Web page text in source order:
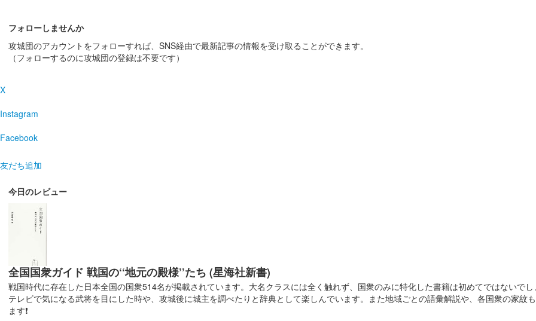
沼田城跡 御城印 旧暦（霜月） 2025年版
沼田城址 御城印
販売終了
フォローしませんか
攻城団のアカウントをフォローすれば、SNS経由で最新記事の情報を受け取ることができます。
（フォローするのに攻城団の登録は不要です）
X
Instagram
Facebook
友だち追加
今日のレビュー
全国国衆ガイド 戦国の‘‘地元の殿様’’たち (星海社新書)
戦国時代に存在した日本全国の国衆514名が掲載されています。大名クラスには全く触れず、国衆のみに特化した書籍は初めてではないで
テレビで気になる武将を目にした時や、攻城後に城主を調べたりと辞典として楽しんでいます。また地域ごとの語彙解説や、各国衆の家
ます❗